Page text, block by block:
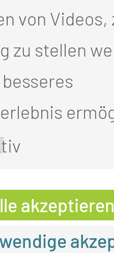
-0
ct.de
111
von Videos,
zu stellen